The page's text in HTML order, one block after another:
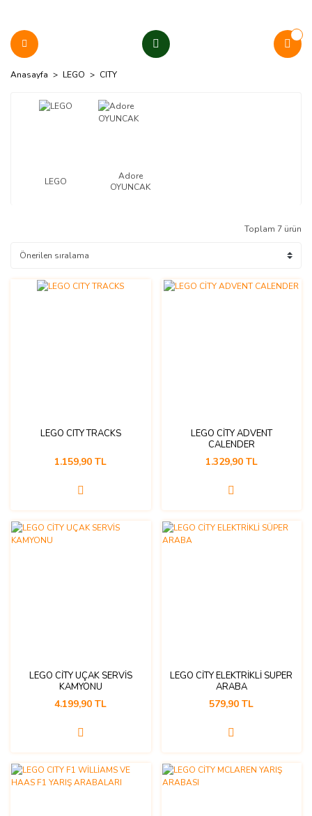
Anasayfa LEGO CITY
LEGO
Adore
OYUNCAK
Toplam 7 ürün
LEGO CITY TRACKS
1.159,90 TL
LEGO CİTY ADVENT
CALENDER
1.329,90 TL
LEGO CİTY UÇAK SERVİS
KAMYONU
4.199,90 TL
LEGO CİTY ELEKTRİKLİ SÜPER
ARABA
579,90 TL